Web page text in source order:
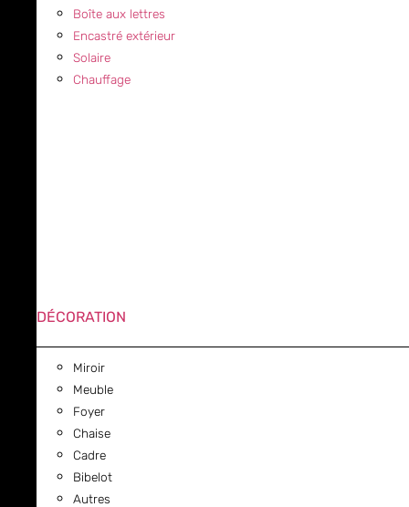
Boîte aux lettres
Encastré extérieur
Solaire
Chauffage
DÉCORATION
Miroir
Meuble
Foyer
Chaise
Cadre
Bibelot
Autres